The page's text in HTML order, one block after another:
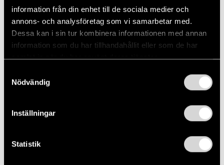
information från din enhet till de sociala medier och
annons- och analysföretag som vi samarbetar med.
Dessa kan i sin tur kombinera informationen med annan
information som du har tillhandahållit eller som de har
samlat in när du har använt deras tjänster.
Nödvändig
Inställningar
Statistik